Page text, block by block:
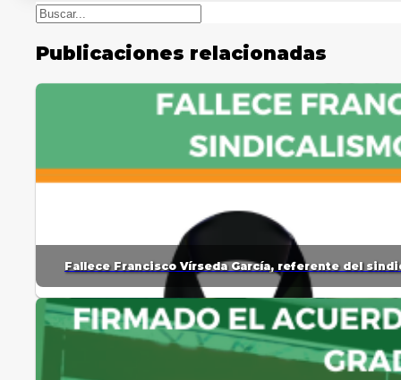
Buscar
Publicaciones relacionadas
Fallece Francisco Vírseda García, referente del